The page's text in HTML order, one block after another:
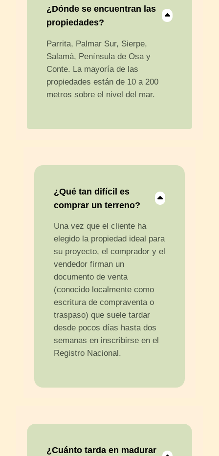
¿Dónde se encuentran las
propiedades?
Parrita, Palmar Sur, Sierpe,
Salamá, Península de Osa y
Conte. La mayoría de las
propiedades están de 10 a 200
metros sobre el nivel del mar.
¿Qué tan difícil es
comprar un terreno?
Una vez que el cliente ha
elegido la propiedad ideal para
su proyecto, el comprador y el
vendedor firman un
documento de venta
(conocido localmente como
escritura de compraventa o
traspaso) que suele tardar
desde pocos días hasta dos
semanas en inscribirse en el
Registro Nacional.
¿Cuánto tarda en madurar